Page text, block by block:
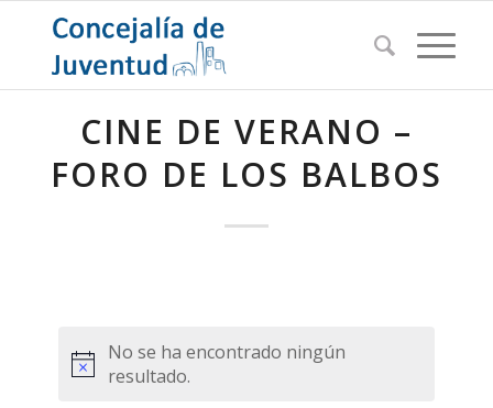
CINE DE VERANO –
FORO DE LOS BALBOS
Aviso
No se ha encontrado ningún
resultado.